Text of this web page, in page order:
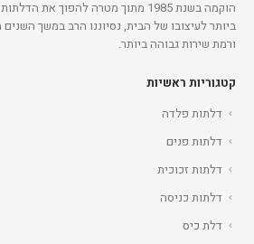
הוקמה בשנת 1985 מתוך מטרה להפוך
ביותר לעיצובו של הבית, נסיוננו הרב במשך
ורמת שירות גבוהה ביותר.
קטגוריות ראשיות
דלתות פלדה
דלתות פנים
דלתות זכוכית
דלתות כניסה
דלת כיס